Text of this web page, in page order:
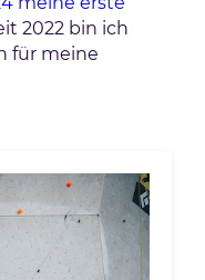
2022 bin ich
für meine